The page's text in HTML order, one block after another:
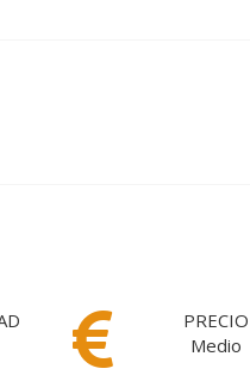
PRECIO
Medio